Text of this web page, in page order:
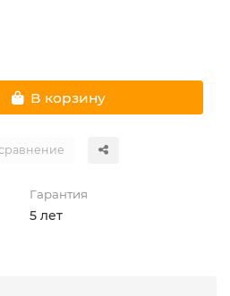
В корзину
Гарантия
5 лет